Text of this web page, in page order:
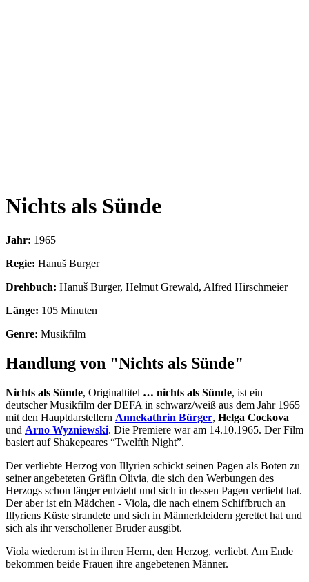
Nichts als Sünde
Jahr: 1965
Regie: Hanuš Burger
Drehbuch: Hanuš Burger, Helmut Grewald, Alfred Hirschmeier
Länge: 105 Minuten
Genre: Musikfilm
Handlung von "Nichts als Sünde"
Nichts als Sünde, Originaltitel … nichts als Sünde, ist ein
deutscher Musikfilm der DEFA in schwarz/weiß aus dem Jahr 1965
mit den Hauptdarstellern Annekathrin Bürger, Helga Cockova
und Arno Wyzniewski. Die Premiere war am 14.10.1965. Der Film
basiert auf Shakepeares “Twelfth Night”.
Der verliebte Herzog von Illyrien schickt seinen Pagen als Boten zu
seiner angebeteten Gräfin Olivia, die sich den Werbungen des
Herzogs schon länger entzieht und sich in dessen Pagen verliebt hat.
Der aber ist ein Mädchen - Viola, die nach einem Schiffbruch an
Illyriens Küste strandete und sich in Männerkleidern gerettet hat und
sich als ihr verschollener Bruder ausgibt.
Viola wiederum ist in ihren Herrn, den Herzog, verliebt. Am Ende
bekommen beide Frauen ihre angebetenen Männer.